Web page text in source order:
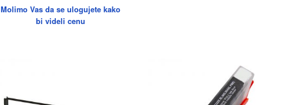
Molimo Vas da se ulogujete kako
bi videli cenu